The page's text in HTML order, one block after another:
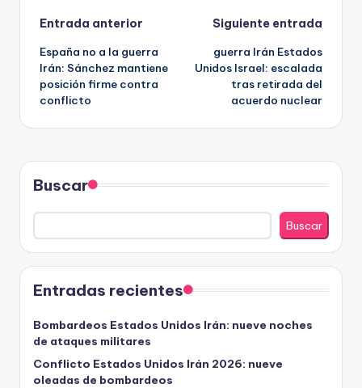
Navegación
de
entradas
Entrada anterior
España no a la guerra
Irán: Sánchez mantiene
posición firme contra
conflicto
Siguiente entrada
guerra Irán Estados
Unidos Israel: escalada
tras retirada del
acuerdo nuclear
Buscar
Buscar
Entradas recientes
Bombardeos Estados Unidos Irán: nueve noches
de ataques militares
Conflicto Estados Unidos Irán 2026: nueve
oleadas de bombardeos